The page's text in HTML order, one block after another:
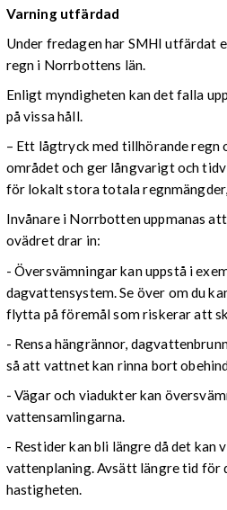
Varning utfärdad
Under fredagen har SMHI utfärdat
regn i Norrbottens län.
Enligt myndigheten kan det falla
på vissa håll.
– Ett lågtryck med tillhörande regn
området och ger långvarigt och
för lokalt stora totala
Invånare i Norrbotten uppmanas
ovädret drar in:
- Översvämningar kan uppstå i
dagvattensystem. Se över om du
flytta på föremål som riskerar att
- Rensa hängrännor,
så att vattnet kan rinna bort
- Vägar och viadukter kan
vattensamlingarna.
- Restider kan bli längre då det kan
vattenplaning. Avsätt längre tid för
hastigheten.